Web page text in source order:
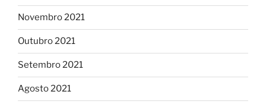
Novembro 2021
Outubro 2021
Setembro 2021
Agosto 2021